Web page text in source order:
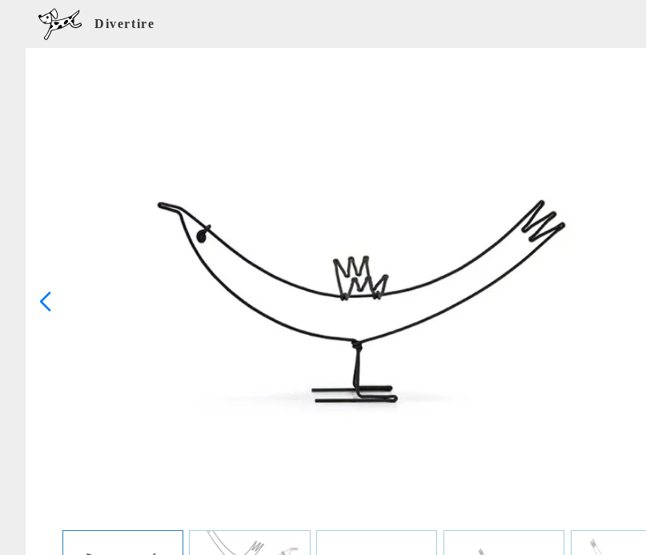
Divertire